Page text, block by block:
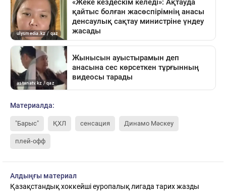
Материалда:
"Барыс" ҚХЛ сенсация Динамо Мәскеу
плей-офф
Алдыңғы материал
Қазақстандық хоккейші еуропалық лигада тарих жазды